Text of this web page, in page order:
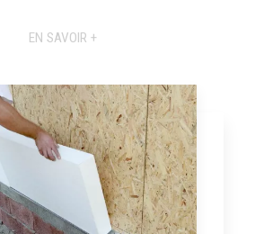
EN SAVOIR +